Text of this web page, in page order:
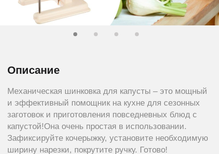
Описание
Механическая шинковка для капусты – это мощный
и эффективный помощник на кухне для сезонных
заготовок и приготовления повседневных блюд с
капустой!Она очень простая в использовании.
Зафиксируйте кочерыжку, установите необходимую
ширину нарезки, покрутите ручку. Готово!